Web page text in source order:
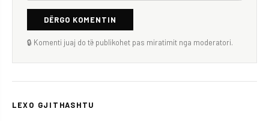
DËRGO KOMENTIN
🔒 Komenti juaj do të publikohet pas miratimit nga moderatori.
LEXO GJITHASHTU